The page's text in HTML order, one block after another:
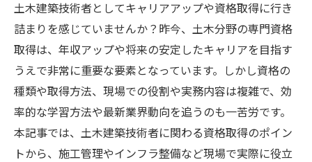
土木建築技術者としてキャリアアップや資格取得に行き
詰まりを感じていませんか？昨今、土木分野の専門資格
取得は、年収アップや将来の安定したキャリアを目指す
うえで非常に重要な要素となっています。しかし資格の
種類や取得方法、現場での役割や実務内容は複雑で、効
率的な学習方法や最新業界動向を追うのも一苦労です。
本記事では、土木建築技術者に関わる資格取得のポイン
トから、施工管理やインフラ整備など現場で実際に役立